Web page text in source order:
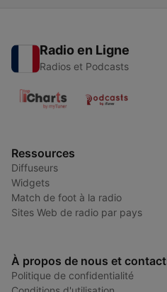
Radio en Ligne
Radios et Podcasts
Ressources
Diffuseurs
Widgets
Match de foot à la radio
Sites Web de radio par pays
À propos de nous et
Politique de confidentialité